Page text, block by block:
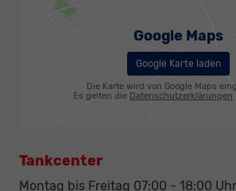
Google Maps
Google Karte laden
Die Karte wird von Google Maps
Es gelten die Datenschutzerklärungen
Tankcenter
Montag bis Freitag 07:00 - 18:00 Uhr